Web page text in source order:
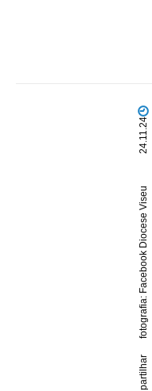
24.11.24
fotografia: Facebook Diocese Viseu
partilhar